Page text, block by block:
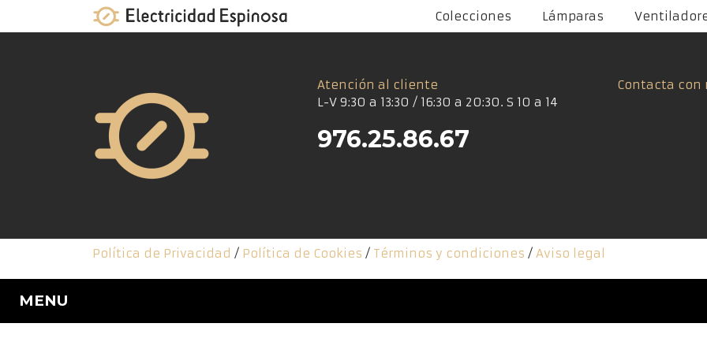
Colecciones Lámparas
Atención al cliente
L-V 9:30 a 13:30 / 16:30 a 20:30. S 10 a 14
976.25.86.67
Contacta con
Política de Privacidad / Política de Cookies / Términos y condiciones / Aviso legal
MENU